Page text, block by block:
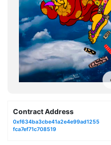
Contract Address
0xf634ba3cbe41a2e4e99ad1255
fca7ef71c708519